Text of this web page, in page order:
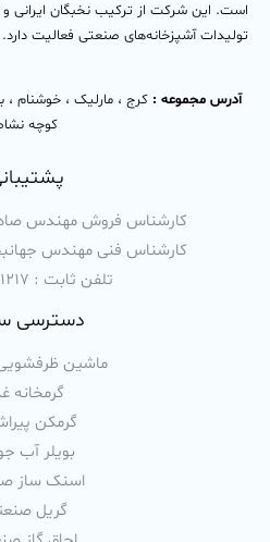
است. این شرکت از ترکیب نخبگان ایرانی و
تولیدات آشپزخانه‌های صنعتی فعالیت دارد.
آدرس مجموعه : کرج ، مارلیک ، خوشنام ،
کوچه
کارشناس فروش مهندس صادقی :
کارشناس فنی مهندس جهانبخش :
تلفن ثابت : 02636501217
دسترسی
ماشین
گرمخانه
گرمکن
بویلر آب
اسنک ساز
گریل